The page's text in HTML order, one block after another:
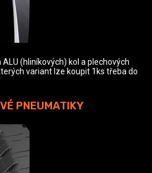
(hliníkových) kol a plechových
variant lze koupit 1ks třeba do
PNEUMATIKY